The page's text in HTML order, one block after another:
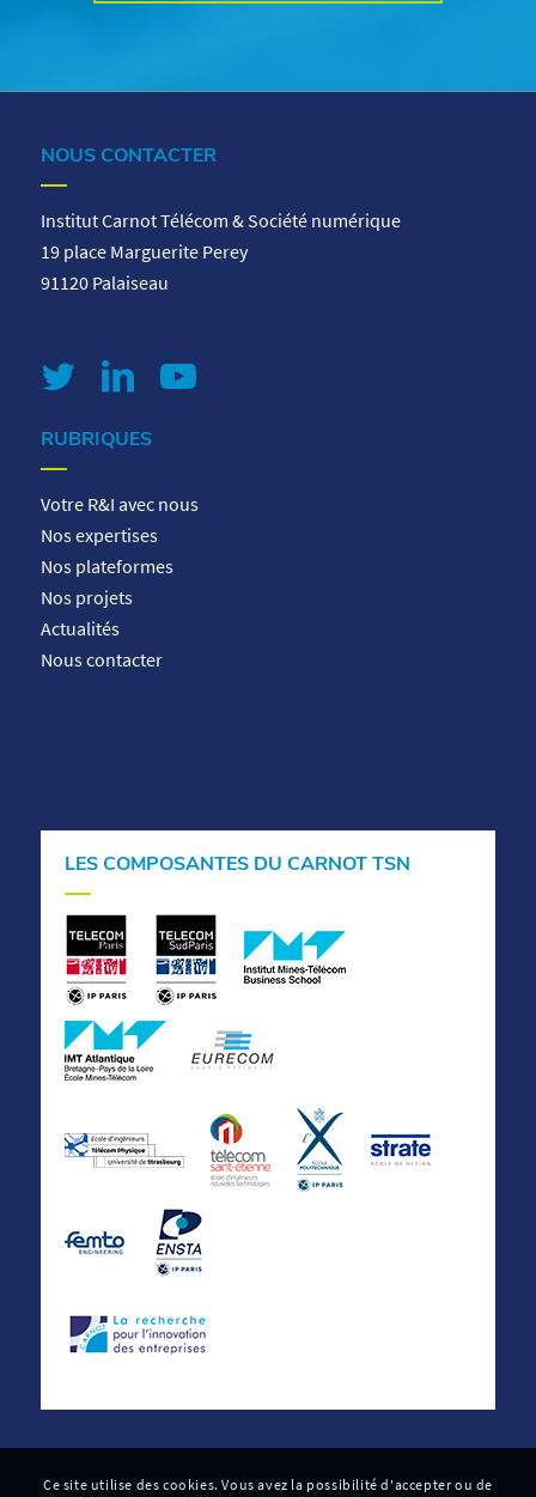
NOUS CONTACTER
Institut Carnot Télécom & Société numérique
19 place Marguerite Perey
91120 Palaiseau
RUBRIQUES
Votre R&I avec nous
Nos expertises
Nos plateformes
Nos projets
Actualités
Nous contacter
LES COMPOSANTES DU CARNOT TSN
Ce site utilise des cookies. Vous avez la possibilité d'accepter ou de